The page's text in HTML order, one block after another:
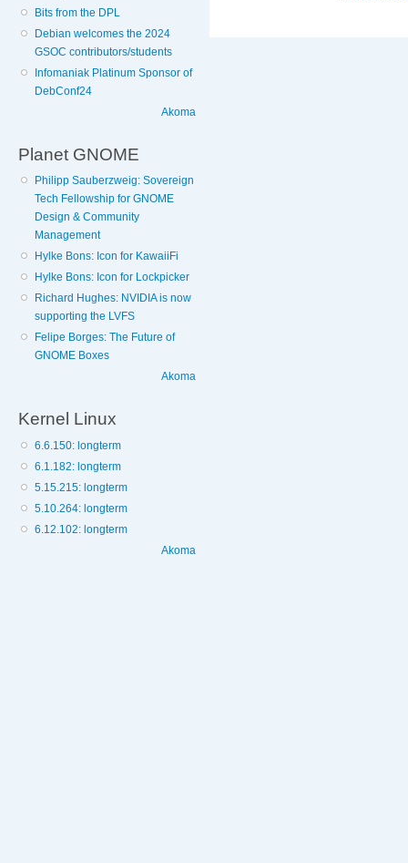
Bits from the DPL
Debian welcomes the 2024
GSOC contributors/students
Infomaniak Platinum Sponsor of
DebConf24
Akoma
Planet GNOME
Philipp Sauberzweig: Sovereign
Tech Fellowship for GNOME
Design & Community
Management
Hylke Bons: Icon for KawaiiFi
Hylke Bons: Icon for Lockpicker
Richard Hughes: NVIDIA is now
supporting the LVFS
Felipe Borges: The Future of
GNOME Boxes
Akoma
Kernel Linux
6.6.150: longterm
6.1.182: longterm
5.15.215: longterm
5.10.264: longterm
6.12.102: longterm
Akoma